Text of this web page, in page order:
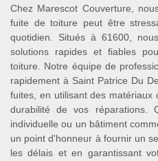
Chez Marescot Couverture,
fuite de toiture peut être
quotidien. Situés à 61600,
solutions rapides et fiables
toiture. Notre équipe de
rapidement à Saint Patrice Du
fuites, en utilisant des
durabilité de vos réparations.
individuelle ou un bâtiment
un point d'honneur à fournir un
les délais et en garantissant